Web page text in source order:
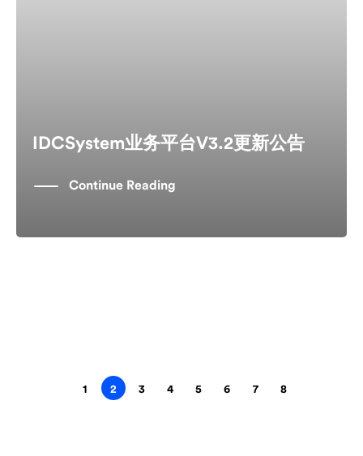
IDCSystem业务平台V3.2更新公告
Continue Reading
1 2 3 4 5 6 7 8